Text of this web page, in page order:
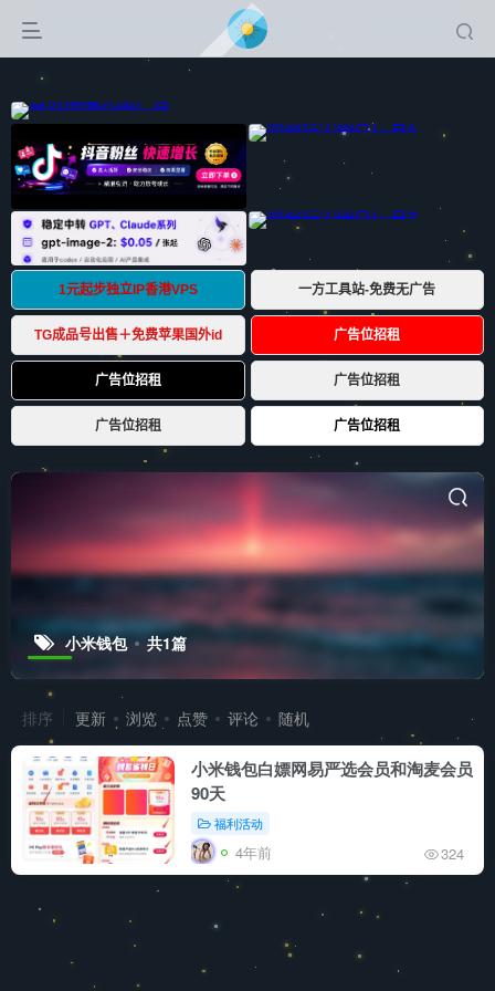
小米钱包 共1篇
排序 更新 浏览 点赞 评论 随机
小米钱包白嫖网易严选会员和淘麦会员
90天
福利活动
4年前 324